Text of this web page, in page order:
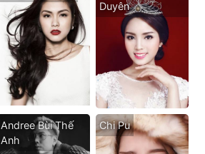
Duyên
Andree Bùi Thế
Anh
Chi Pu